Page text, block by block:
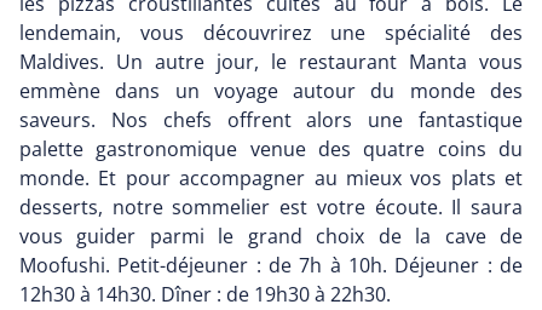
lendemain, vous découvrirez une spécialité des
Maldives. Un autre jour, le restaurant Manta vous
emmène dans un voyage autour du monde des
saveurs. Nos chefs offrent alors une fantastique
palette gastronomique venue des quatre coins du
monde. Et pour accompagner au mieux vos plats et
desserts, notre sommelier est votre écoute. Il saura
vous guider parmi le grand choix de la cave de
Moofushi. Petit-déjeuner : de 7h à 10h. Déjeuner : de
12h30 à 14h30. Dîner : de 19h30 à 22h30.